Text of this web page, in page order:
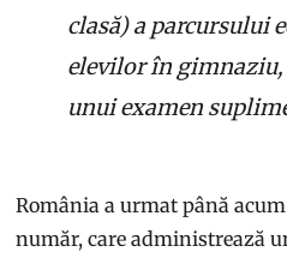
clasă) a parcursului
elevilor în gimnaziu,
unui examen
România a urmat până
număr, care administrează